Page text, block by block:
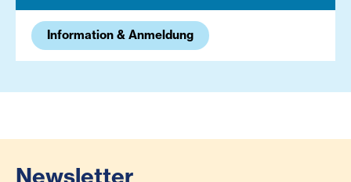
Information & Anmeldung
Newsletter